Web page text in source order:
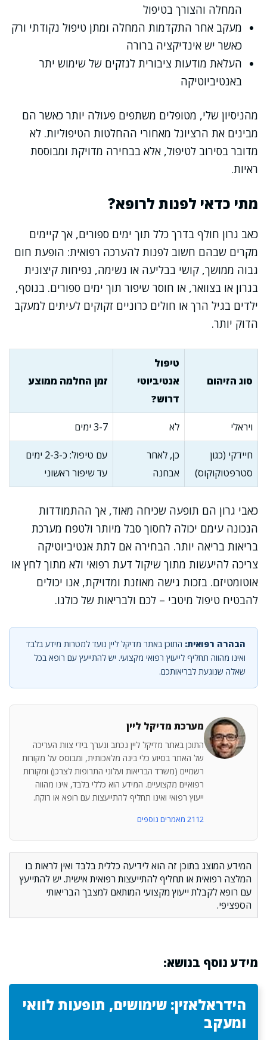
המחלה והצורך בטיפול
מעקב אחר התקדמות המחלה ומתן טיפול נקודתי ורק
כאשר יש אינדיקציה ברורה
העלאת מודעות ציבורית לנזקים של שימוש יתר
באנטיביוטיקה
מהניסיון שלי, מטופלים משתפים פעולה יותר כאשר הם
מבינים את הרציונל מאחורי ההחלטות הטיפוליות. לא
מדובר בסירוב לטיפול, אלא בבחירה מדויקת ומבוססת
ראיות.
מתי כדאי לפנות לרופא?
כאב גרון חולף בדרך כלל תוך ימים ספורים, אך קיימים
מקרים שבהם חשוב לפנות להערכה רפואית: הופעת חום
גבוה ממושך, קושי בבליעה או נשימה, נפיחות קיצונית
בגרון או בצוואר, או חוסר שיפור תוך ימים ספורים. בנוסף,
ילדים בגיל הרך או חולים כרוניים זקוקים לעיתים למעקב
הדוק יותר.
סוג הזיהום
טיפול
אנטיביוטי
דרוש?
זמן החלמה ממוצע
ויראלי לא 3-7 ימים
חיידקי (כגון
סטרפטוקוקוס)
כן, לאחר
אבחנה
עם טיפול: כ-2-3 ימים
עד שיפור ראשוני
כאבי גרון הם תופעה שכיחה מאוד, אך ההתמודדות
הנכונה עימם יכולה לחסוך סבל מיותר ולטפח מערכת
בריאות בריאה יותר. הבחירה אם לתת אנטיביוטיקה
צריכה להיעשות מתוך שיקול דעת רפואי ולא מתוך לחץ או
אוטומטיזם. בזכות גישה מאוזנת ומדויקת, אנו יכולים
להבטיח טיפול מיטבי – לכם ולבריאות של כולנו.
הבהרה רפואית: התוכן באתר מדיקל ליין נועד למטרות מידע בלבד
ואינו מהווה תחליף לייעוץ רפואי מקצועי. יש להתייעץ עם רופא בכל
שאלה שנוגעת לבריאותכם.
מערכת מדיקל ליין
התוכן באתר מדיקל ליין נכתב ונערך בידי צוות העריכה
של האתר בסיוע כלי בינה מלאכותית, ומבוסס על מקורות
רשמיים (משרד הבריאות ועלוני התרופות לצרכן) ומקורות
רפואיים מקצועיים. המידע הוא כללי בלבד, אינו מהווה
ייעוץ רפואי ואינו תחליף להתייעצות עם רופא או רוקח.
2112 מאמרים נוספים
המידע המוצג בתוכן זה הוא לידיעה כללית בלבד ואין לראות בו
המלצה רפואית או תחליף להתייעצות רפואית אישית. יש להתייעץ
עם רופא לקבלת ייעוץ מקצועי המותאם למצבך הבריאותי
הספציפי.
מידע נוסף בנושא:
הידראלאזין: שימושים, תופעות לוואי
ומעקב